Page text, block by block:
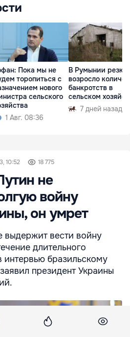
Пока мы не
торопиться с
нового
сельского
1 Авг. 08:36
В Румынии резко
возросло
банкротств в
сельском
7 дней назад
10:52 18 775
не
войну
он умрет
выдержит вести войну
длительного
бразильскому
президент Украины